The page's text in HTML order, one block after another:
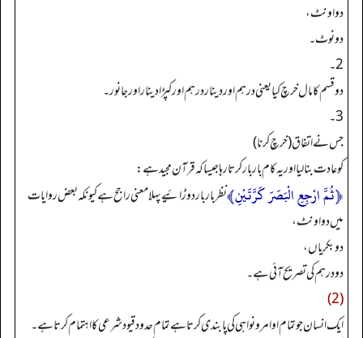
دو اونٹ،
دونوٹ۔
2۔
دو قسم کا مال خرچ کیا یعنی درہم اور دینار درہم اور کپڑا دینار اور جانور۔
3۔
جس نے اتفاق (خرچ کرنا)
کو عادت بنا لیا اور یہ کام بار بار کرتا رہا جیسا کہ قرآن مجید ہے:
﴿ثُمَّ ارْجِعِ الْبَصَرَ كَرَّتَيْنِ﴾نظر بار بار دوڑائیے پہلا معنی راجح ہے کیونکہ بعض روایات
میں دو اونٹ،
دو بکریاں،
دو درہم کی تصریح آئی ہے۔
(2)
ایک انسان جو تمام اوامرونواہی کی پابندی کرتا ہے تمام حدود قیود شرعی کا اہتمام کرتا ہے۔